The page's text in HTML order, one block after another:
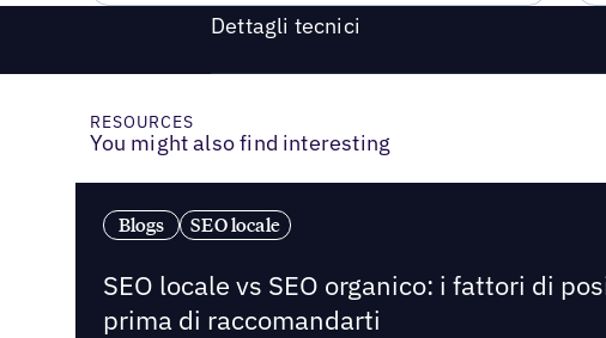
Dettagli tecnici
RESOURCES
You might also find interesting
Blogs SEO locale
SEO locale vs SEO organico: i fattori di
prima di raccomandarti